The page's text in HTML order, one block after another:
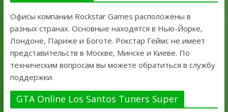
Офисы компании Rockstar Games расположены в
разных странах. Основные находятся в Нью-Йорке,
Лондоне, Париже и Боготе. Рокстар Геймс не имеет
представительств в Москве, Минске и Киеве. По
техническим вопросам вы можете обратиться в службу
поддержки.
GTA Online Los Santos Tuners Super